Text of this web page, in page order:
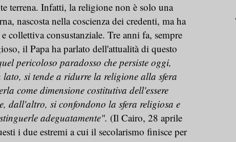
terrena. Infatti, la religione non è solo una
nascosta nella coscienza dei credenti, ma ha
collettiva consustanziale. Tre anni fa, sempre
il Papa ha parlato dell'attualità di questo
pericoloso paradosso che persiste oggi,
si tende a ridurre la religione alla sfera
come dimensione costitutiva dell'essere
dall'altro, si confondono la sfera religiosa e
adeguatamente". (Il Cairo, 28 aprile
i due estremi a cui il secolarismo finisce per